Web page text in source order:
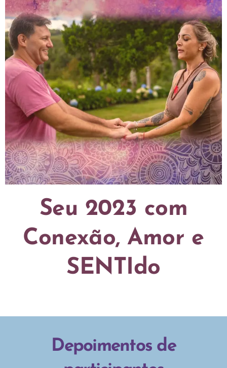
Seu 2023 com
Conexão, Amor e
SENTIdo
Depoimentos de